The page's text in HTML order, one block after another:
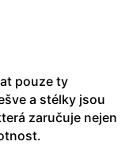
pouze ty
a stélky jsou
zaručuje nejen